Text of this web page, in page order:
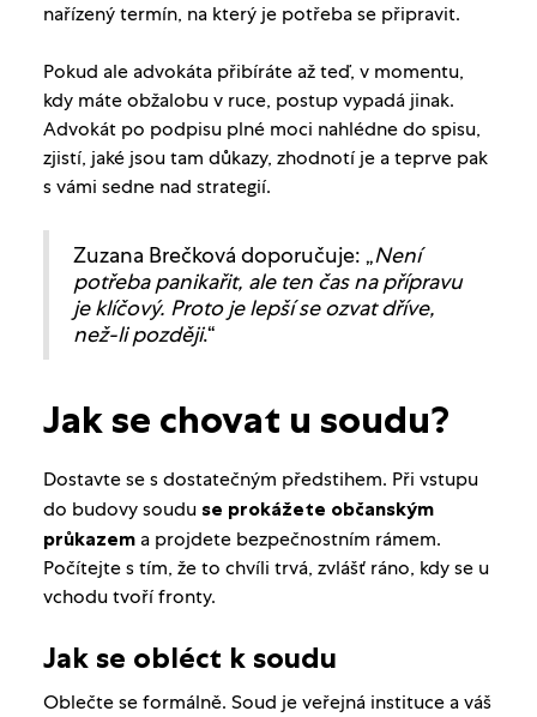
nařízený termín, na který je potřeba se připravit.
Pokud ale advokáta přibíráte až teď, v momentu,
kdy máte obžalobu v ruce, postup vypadá jinak.
Advokát po podpisu plné moci nahlédne do spisu,
zjistí, jaké jsou tam důkazy, zhodnotí je a teprve pak
s vámi sedne nad strategií.
Zuzana Brečková doporučuje: „Není
potřeba panikařit, ale ten čas na přípravu
je klíčový. Proto je lepší se ozvat dříve,
než-li později.“
Jak se chovat u soudu?
Dostavte se s dostatečným předstihem. Při vstupu
do budovy soudu se prokážete občanským
průkazema projdete bezpečnostním rámem.
Počítejte s tím, že to chvíli trvá, zvlášť ráno, kdy se u
vchodu tvoří fronty.
Jak se obléct k soudu
Oblečte se formálně. Soud je veřejná instituce a váš